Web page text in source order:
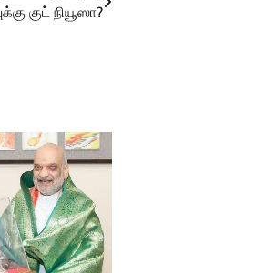
குட் நியூஸா?